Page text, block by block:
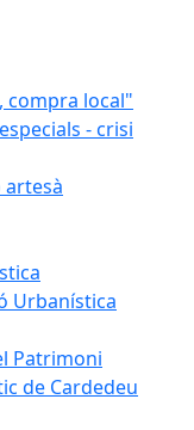
compra local"
- crisi
artesà
Urbanística
Patrimoni
de Cardedeu